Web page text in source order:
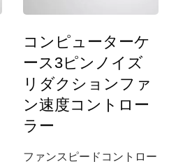
コンピューターケ
ース3ピンノイズ
リダクションファ
ン速度コントロー
ラー
ファンスピードコントロー